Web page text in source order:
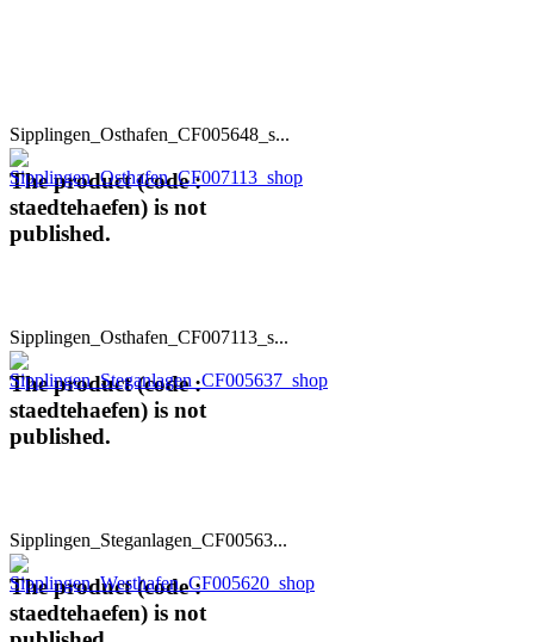
Sipplingen_Osthafen_CF005648_s...
The product (code :
staedtehaefen) is not
published.
Sipplingen_Osthafen_CF007113_s...
The product (code :
staedtehaefen) is not
published.
Sipplingen_Steganlagen_CF00563...
The product (code :
staedtehaefen) is not